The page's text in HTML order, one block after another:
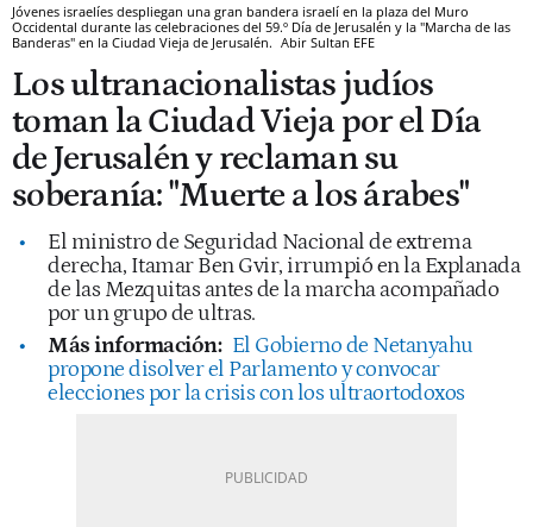
Jóvenes israelíes despliegan una gran bandera israelí en la plaza del Muro
Occidental durante las celebraciones del 59.º Día de Jerusalén y la "Marcha de las
Banderas" en la Ciudad Vieja de Jerusalén. Abir Sultan EFE
Los ultranacionalistas judíos
toman la Ciudad Vieja por el Día
de Jerusalén y reclaman su
soberanía: "Muerte a los árabes"
El ministro de Seguridad Nacional de extrema
derecha, Itamar Ben Gvir, irrumpió en la Explanada
de las Mezquitas antes de la marcha acompañado
por un grupo de ultras.
Más información: El Gobierno de Netanyahu
propone disolver el Parlamento y convocar
elecciones por la crisis con los ultraortodoxos